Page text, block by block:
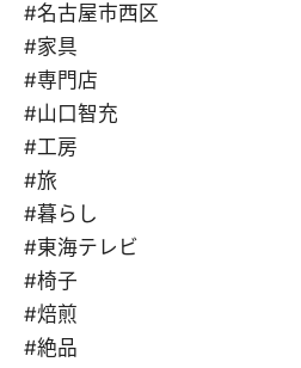
#名古屋市西区
#家具
#専門店
#山口智充
#工房
#旅
#暮らし
#東海テレビ
#椅子
#焙煎
#絶品